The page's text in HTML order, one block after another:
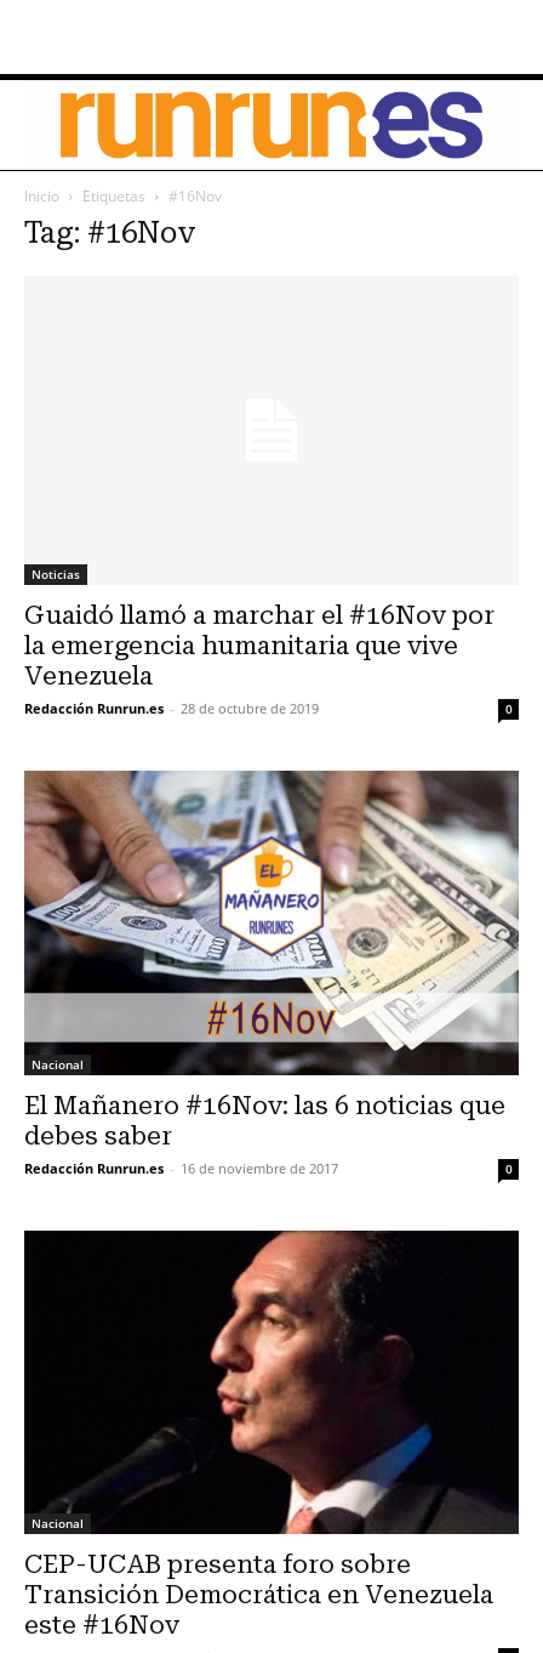
Inicio Etiquetas #16Nov
Tag: #16Nov
Noticias
Guaidó llamó a marchar el #16Nov por
la emergencia humanitaria que vive
Venezuela
Redacción Runrun.es - 28 de octubre de 2019 0
Nacional
El Mañanero #16Nov: las 6 noticias que
debes saber
Redacción Runrun.es - 16 de noviembre de 2017 0
Nacional
CEP-UCAB presenta foro sobre
Transición Democrática en Venezuela
este #16Nov